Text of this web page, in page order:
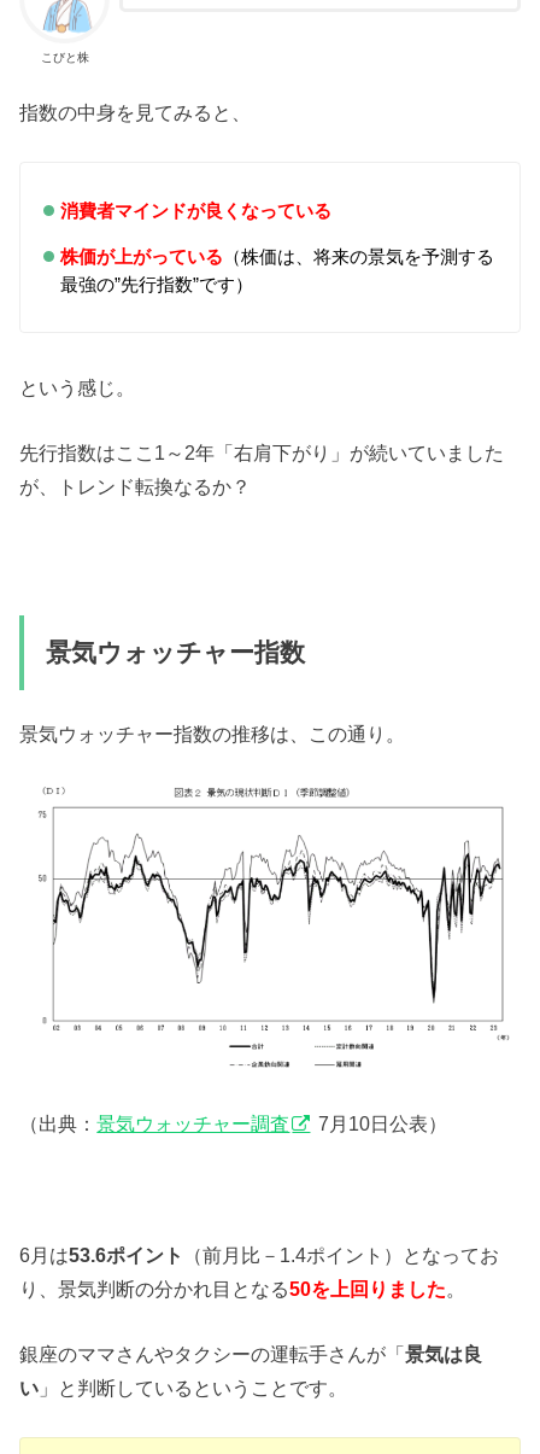
こびと株
指数の中身を見てみると、
消費者マインドが良くなっている
株価が上がっている （株価は、将来の景気を予測する
最強の”先行指数”です）
という感じ。
先行指数はここ1～2年「右肩下がり」が続いていました
が、トレンド転換なるか？
景気ウォッチャー指数
景気ウォッチャー指数の推移は、この通り。
（出典：景気ウォッチャー調査 7月10日公表）
6月は53.6ポイント
（前月比－1.4ポイント）となってお
り、景気判断の分かれ目となる50を上回りました。
銀座のママさんやタクシーの運転手さんが「景気は良
い 」と判断しているということです。